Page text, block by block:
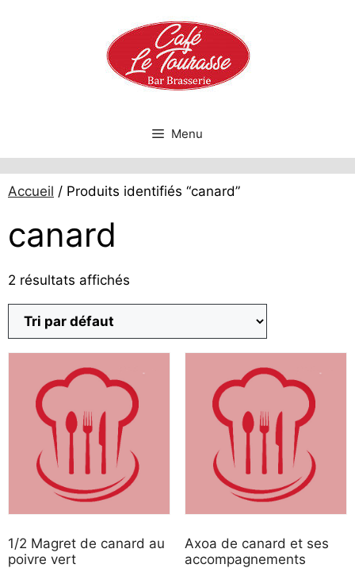
Menu
Accueil / Produits identifiés “canard”
canard
2 résultats affichés
1/2 Magret de canard au
poivre vert
Axoa de canard et ses
accompagnements